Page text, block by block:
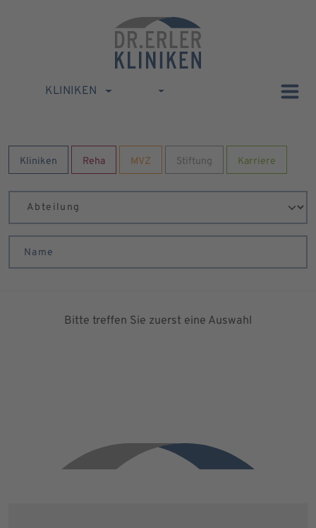
KLINIKEN
Kliniken Reha MVZ Stiftung Karriere
Bitte treffen Sie zuerst eine Auswahl